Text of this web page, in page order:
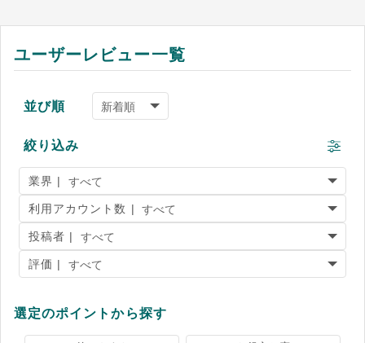
ユーザーレビュー一覧
並び順
絞り込み
業界 |
利用アカウント数 |
投稿者 |
評価 |
選定のポイントから探す